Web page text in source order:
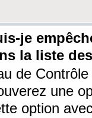
je
la liste
de
une
option